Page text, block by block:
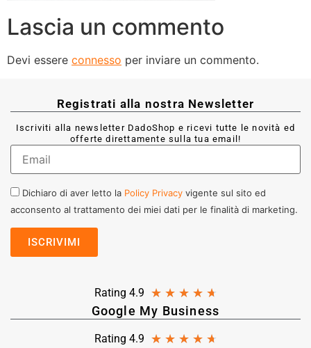
Lascia un commento
Devi essere connesso per inviare un commento.
Registrati alla nostra Newsletter
Iscriviti alla newsletter DadoShop e ricevi tutte le novità ed
offerte direttamente sulla tua email!
Dichiaro di aver letto la Policy Privacy vigente sul sito ed
acconsento al trattamento dei miei dati per le finalità di marketing.
Rating 4.9 ★ ★ ★ ★ ★
Google My Business
Rating 4.9 ★ ★ ★ ★ ★